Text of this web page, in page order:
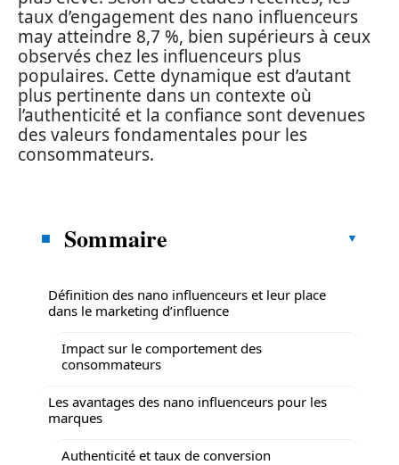
taux d’engagement des nano influenceurs
may atteindre 8,7 %, bien supérieurs à ceux
observés chez les influenceurs plus
populaires. Cette dynamique est d’autant
plus pertinente dans un contexte où
l’authenticité et la confiance sont devenues
des valeurs fondamentales pour les
consommateurs.
Sommaire
Définition des nano influenceurs et leur place
dans le marketing d’influence
Impact sur le comportement des
consommateurs
Les avantages des nano influenceurs pour les
marques
Authenticité et taux de conversion